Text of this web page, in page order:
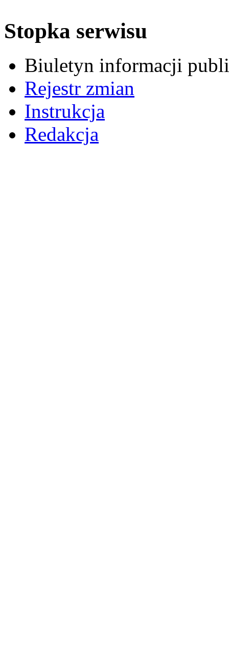
Stopka serwisu
Biuletyn informacji
Rejestr zmian
Instrukcja
Redakcja